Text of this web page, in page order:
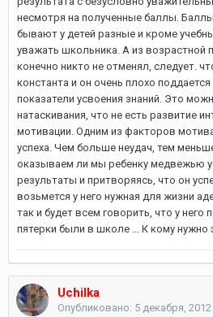
несмотря на полученные баллы.
бывают у детей разные и кроме
уважать школьника. А из возрастной
конечно никто не отменял, следует.
константа и он очень плохо
показатели усвоения знаний. Это
натаскивания, что не есть развитие
мотивации. Одним из факторов
успеха. Чем больше неудач, тем
оказываем ли мы ребенку медвежью
результаты и притворяясь, что он
возьмется у него нужная для жизни
так и будет всем говорить, что у него
пятерки были в школе ... К кому нужно
Uchilka
Опубликовано: 5 декабря, 2012